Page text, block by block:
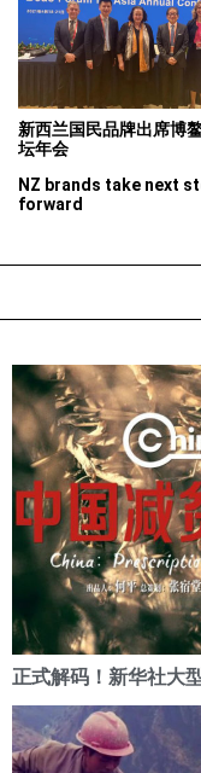
新西兰国民品牌出席博
坛年会
NZ brands take next
forward
正式解码！新华社大